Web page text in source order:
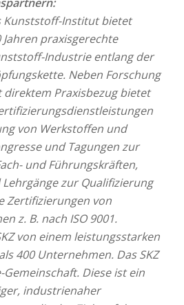
Kunststoff-Institut bietet
praxisgerechte
Industrie entlang der
Neben Forschung
direktem Praxisbezug bietet
von Werkstoffen und
und Tagungen zur
und Führungskräften,
zur Qualifizierung
Zertifizierungen von
z. B. nach ISO 9001.
von einem leistungsstarken
400 Unternehmen. Das SKZ
Diese ist ein
industrienaher